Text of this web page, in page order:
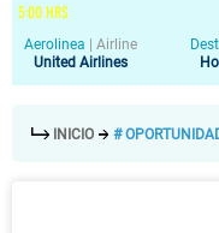
5:00HRS
Aerolinea
Airline
United Airlines
INICIO #